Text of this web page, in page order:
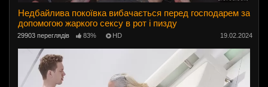
Недбайлива покоївка вибачається перед господарем за
допомогою жаркого сексу в рот і пизду
29903 переглядів 83% HD 19.02.2024